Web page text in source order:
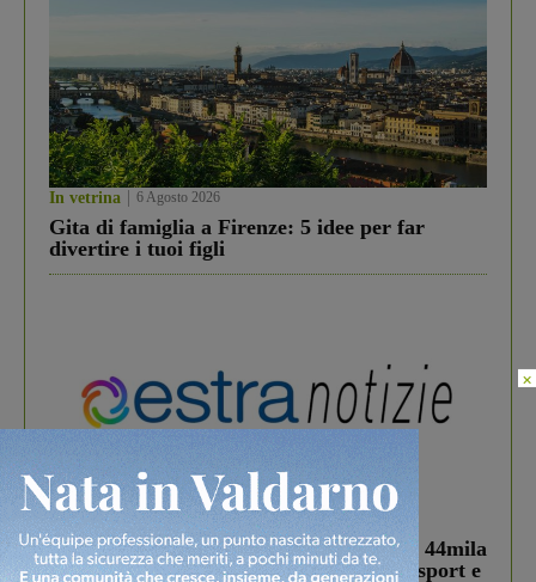
In vetrina 6 Agosto 2026
Gita di famiglia a Firenze: 5 idee per far
divertire i tuoi figli
In vetrina 3 Agosto 2026
Estra Notizie agosto: Smart Cities, oltre 44mila
studenti coinvolti, torna il bando per lo sport e
×